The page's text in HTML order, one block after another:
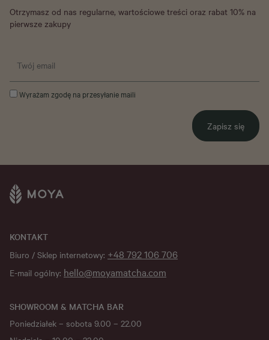
Otrzymasz od nas regularne, wartościowe treści oraz rabat 10% na
pierwsze zakupy
Wyrażam zgodę na przesyłanie maili
Zapisz się
KONTAKT
Biuro / Sklep internetowy: +48 792 106 706
E-mail ogólny: hello@moyamatcha.com
SHOWROOM & MATCHA BAR
Poniedziałek – sobota 9.00 – 22.00